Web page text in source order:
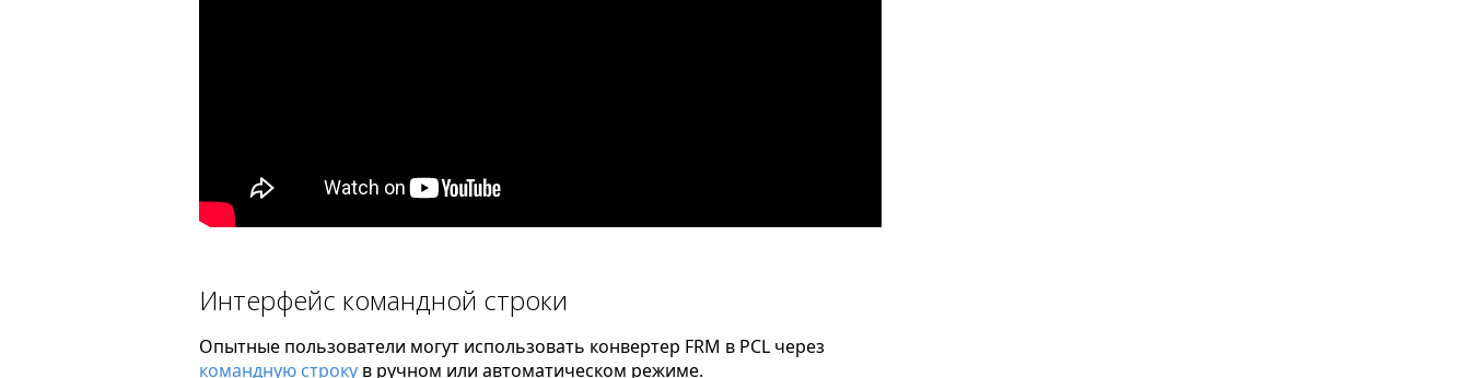
Интерфейс командной строки
Опытные пользователи могут использовать конвертер FRM в PCL через
командную строкув ручном или автоматическом режиме.